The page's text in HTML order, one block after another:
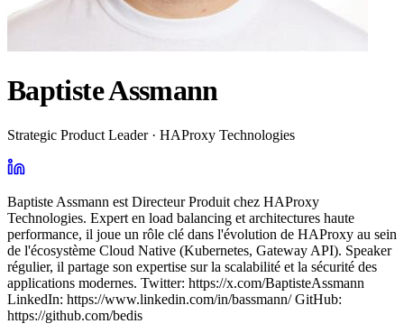
Baptiste Assmann
Strategic Product Leader · HAProxy Technologies
Baptiste Assmann est Directeur Produit chez HAProxy
Technologies. Expert en load balancing et architectures haute
performance, il joue un rôle clé dans l'évolution de HAProxy au sein
de l'écosystème Cloud Native (Kubernetes, Gateway API). Speaker
régulier, il partage son expertise sur la scalabilité et la sécurité des
applications modernes. Twitter: https://x.com/BaptisteAssmann
LinkedIn: https://www.linkedin.com/in/bassmann/ GitHub:
https://github.com/bedis